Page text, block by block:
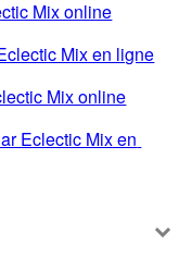
Mix online
Mix en ligne
Mix online
Eclectic Mix en